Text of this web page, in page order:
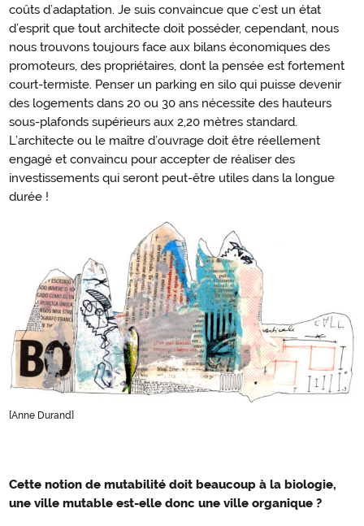
coûts d’adaptation. Je suis convaincue que c’est un état
d’esprit que tout architecte doit posséder, cependant, nous
nous trouvons toujours face aux bilans économiques des
promoteurs, des propriétaires, dont la pensée est fortement
court-termiste. Penser un parking en silo qui puisse devenir
des logements dans 20 ou 30 ans nécessite des hauteurs
sous-plafonds supérieurs aux 2,20 mètres standard.
L’architecte ou le maître d’ouvrage doit être réellement
engagé et convaincu pour accepter de réaliser des
investissements qui seront peut-être utiles dans la longue
durée !
[Anne Durand]
Mutabilité
organique
Cette notion de mutabilité doit beaucoup à la biologie,
une ville mutable est-elle donc une ville organique ?